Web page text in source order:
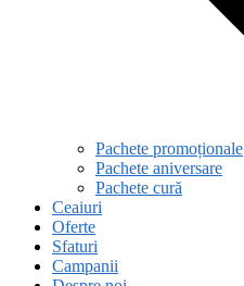
Pachete promoționale
Pachete aniversare
Pachete cură
Ceaiuri
Oferte
Sfaturi
Campanii